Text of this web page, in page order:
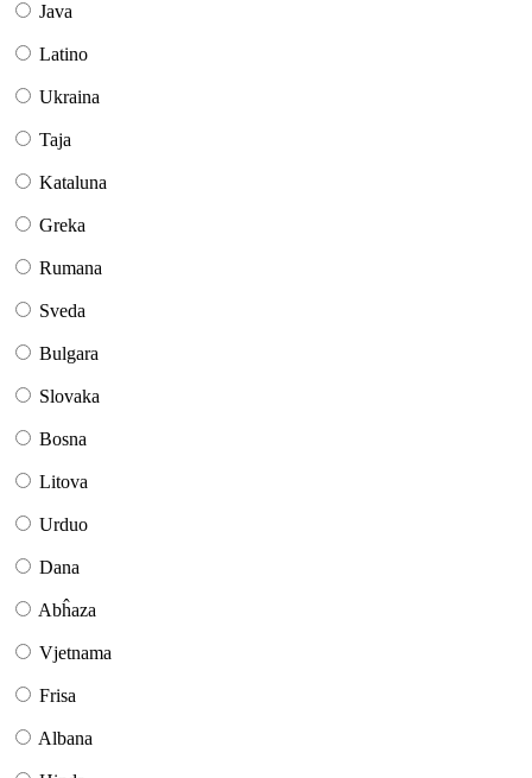
Java
Latino
Ukraina
Taja
Kataluna
Greka
Rumana
Sveda
Bulgara
Slovaka
Bosna
Litova
Urduo
Dana
Abĥaza
Vjetnama
Frisa
Albana